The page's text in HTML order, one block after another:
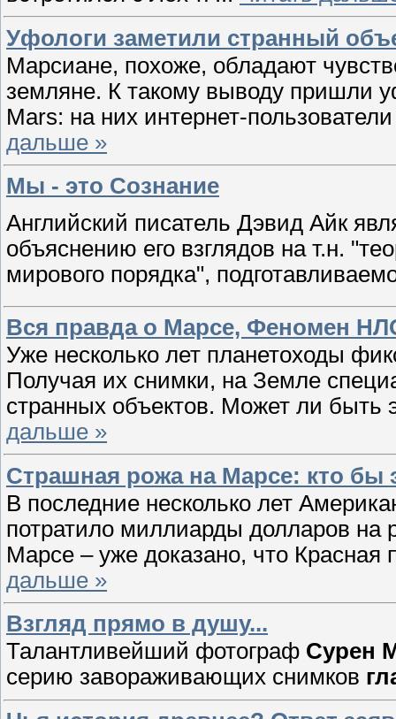
Уфологи заметили странный
Марсиане, похоже, обладают
земляне. К такому выводу пришли
Mars: на них интернет-
дальше »
Мы - это Сознание
Aнглийский писатель Дэвид Айк
объяснению его взглядов на т.н.
мирового порядка",
Вся правда о Марсе, Феномен
Уже несколько лет планетоходы
Получая их снимки, на Земле
странных объектов. Может ли быть
дальше »
Страшная рожа на Марсе: кто бы
В последние несколько лет
потратило миллиарды долларов на
Марсе – уже доказано, что
дальше »
Взгляд прямо в душу...
Талантливейший фотограф Сурен
серию завораживающих снимков